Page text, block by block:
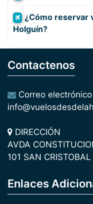
¿Cómo reservar
Holguín?
Contactenos
Correo electrónico
DIRECCIÓN
AVDA
101 SAN
Enlaces